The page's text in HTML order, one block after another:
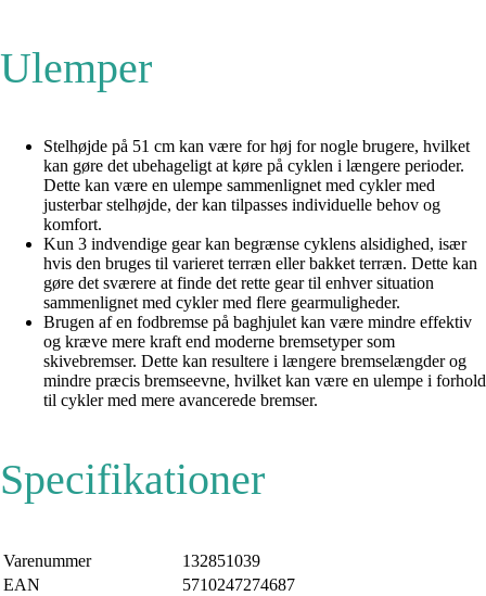
Ulemper
Stelhøjde på 51 cm kan være for høj for nogle brugere, hvilket
kan gøre det ubehageligt at køre på cyklen i længere perioder.
Dette kan være en ulempe sammenlignet med cykler med
justerbar stelhøjde, der kan tilpasses individuelle behov og
komfort.
Kun 3 indvendige gear kan begrænse cyklens alsidighed, især
hvis den bruges til varieret terræn eller bakket terræn. Dette kan
gøre det sværere at finde det rette gear til enhver situation
sammenlignet med cykler med flere gearmuligheder.
Brugen af en fodbremse på baghjulet kan være mindre effektiv
og kræve mere kraft end moderne bremsetyper som
skivebremser. Dette kan resultere i længere bremselængder og
mindre præcis bremseevne, hvilket kan være en ulempe i forhold
til cykler med mere avancerede bremser.
Specifikationer
Varenummer
132851039
EAN
5710247274687